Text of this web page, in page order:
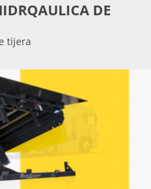
DE
tijera